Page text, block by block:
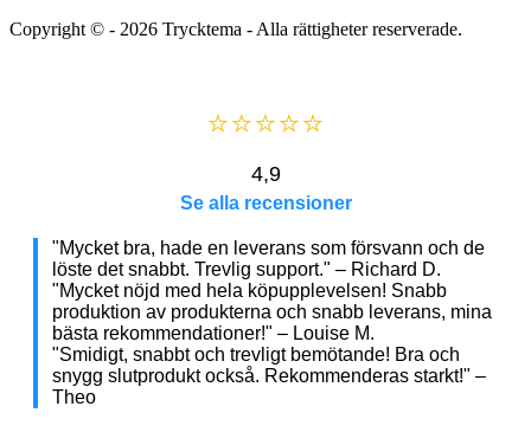
Copyright © - 2026 Trycktema - Alla rättigheter reserverade.
⭐⭐⭐⭐⭐
4,9
Se alla recensioner
"Mycket bra, hade en leverans som försvann och de
löste det snabbt. Trevlig support." – Richard D.
"Mycket nöjd med hela köpupplevelsen! Snabb
produktion av produkterna och snabb leverans, mina
bästa rekommendationer!" – Louise M.
"Smidigt, snabbt och trevligt bemötande! Bra och
snygg slutprodukt också. Rekommenderas starkt!" –
Theo